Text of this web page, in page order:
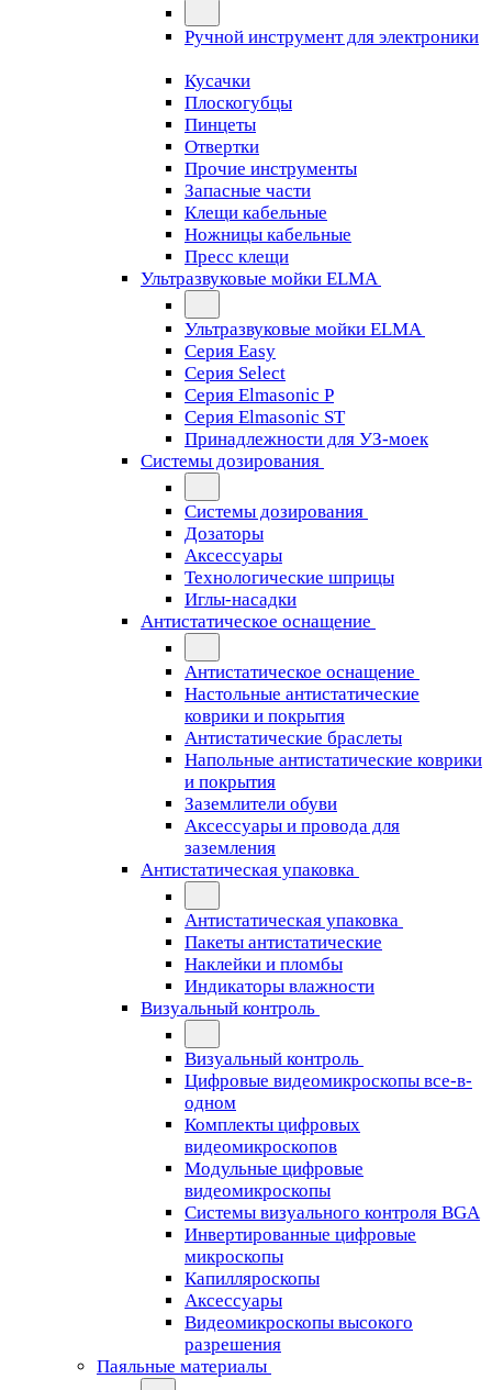
Ручной инструмент для электроники
Кусачки
Плоскогубцы
Пинцеты
Отвертки
Прочие инструменты
Запасные части
Клещи кабельные
Ножницы кабельные
Пресс клещи
Ультразвуковые мойки ELMA
Ультразвуковые мойки ELMA
Серия Easy
Серия Select
Серия Elmasonic P
Серия Elmasonic ST
Принадлежности для УЗ-моек
Системы дозирования
Системы дозирования
Дозаторы
Аксессуары
Технологические шприцы
Иглы-насадки
Антистатическое оснащение
Антистатическое оснащение
Настольные антистатические
коврики и покрытия
Антистатические браслеты
Напольные антистатические коврики
и покрытия
Заземлители обуви
Аксессуары и провода для
заземления
Антистатическая упаковка
Антистатическая упаковка
Пакеты антистатические
Наклейки и пломбы
Индикаторы влажности
Визуальный контроль
Визуальный контроль
Цифровые видеомикроскопы все-в-
одном
Комплекты цифровых
видеомикроскопов
Модульные цифровые
видеомикроскопы
Cистемы визуального контроля BGA
Инвертированные цифровые
микроскопы
Капилляроскопы
Аксессуары
Видеомикроскопы высокого
разрешения
Паяльные материалы